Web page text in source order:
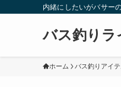
内緒にしたいがバサー
バス釣りラ
ホーム バス釣りアイテ